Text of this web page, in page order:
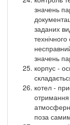
значень
заданих
значень
корпус -
котел -
отримання
поза